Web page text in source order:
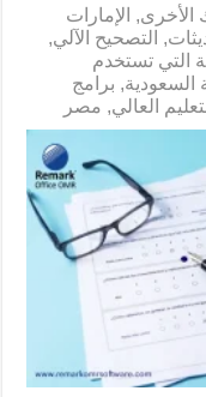
الأخرى, الإمارات
, التصحيح الآلي,
التي تستخدم
السعودية, برامج
العالي, مصر